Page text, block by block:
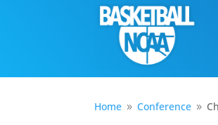
Home 9 Conference 9